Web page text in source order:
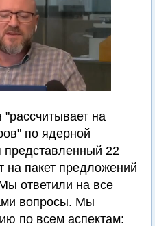
на
по ядерной
представленный 22
на пакет предложений
ответили на все
вопросы. Мы
по всем аспектам: